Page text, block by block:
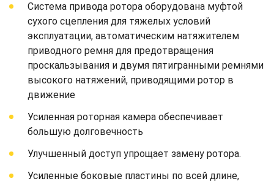
Система привода ротора оборудована муфтой
сухого сцепления для тяжелых условий
эксплуатации, автоматическим натяжителем
приводного ремня для предотвращения
проскальзывания и двумя пятигранными ремнями
высокого натяжений, приводящими ротор в
движение
Усиленная роторная камера обеспечивает
большую долговечность
Улучшенный доступ упрощает замену ротора.
Усиленные боковые пластины по всей длине,